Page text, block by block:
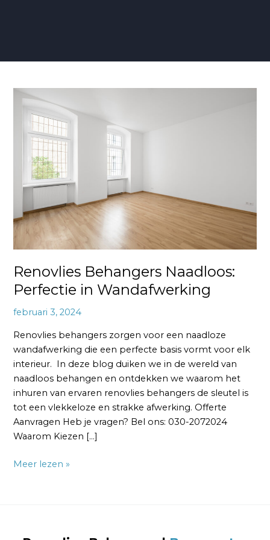
Renovlies Behangers Naadloos:
Perfectie in Wandafwerking
februari 3, 2024
Renovlies behangers zorgen voor een naadloze
wandafwerking die een perfecte basis vormt voor elk
interieur. In deze blog duiken we in de wereld van
naadloos behangen en ontdekken we waarom het
inhuren van ervaren renovlies behangers de sleutel is
tot een vlekkeloze en strakke afwerking. Offerte
Aanvragen Heb je vragen? Bel ons: 030-2072024
Waarom Kiezen […]
Renovlies
Behangers
Naadloos:
Perfectie
Wandafwerking
Meer lezen »